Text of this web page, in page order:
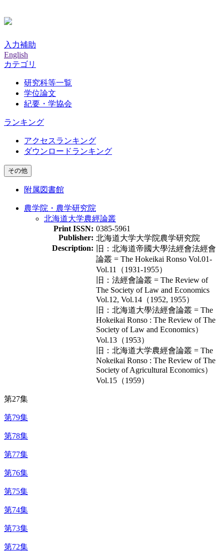
入力補助
English
カテゴリ
研究科等一覧
学位論文
紀要・学協会
ランキング
アクセスランキング
ダウンロードランキング
その他
附属図書館
農学院・農学研究院
北海道大学農經論叢
Print ISSN: 0385-5961
Publisher: 北海道大学大学院農学研究院
Description:
旧：北海道帝國大學法經會法經會
論叢 = The Hokeikai Ronso Vol.01-
Vol.11（1931-1955）
旧：法經會論叢 = The Review of
The Society of Law and Economics
Vol.12, Vol.14（1952, 1955）
旧：北海道大學法經會論叢 = The
Hokeikai Ronso : The Review of The
Society of Law and Economics）
Vol.13（1953）
旧：北海道大学農經會論叢 = The
Nokeikai Ronso : The Review of The
Society of Agricultural Economics）
Vol.15（1959）
第27集
第79集
第78集
第77集
第76集
第75集
第74集
第73集
第72集